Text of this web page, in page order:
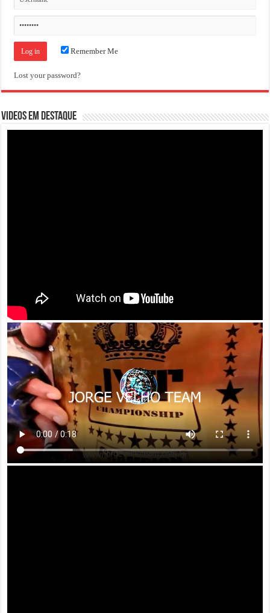
Remember Me
Lost your password?
VIDEOS EM DESTAQUE